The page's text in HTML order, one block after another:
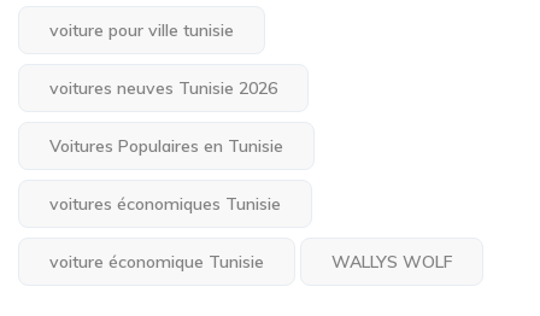
voiture pour ville tunisie
voitures neuves Tunisie 2026
Voitures Populaires en Tunisie
voitures économiques Tunisie
voiture économique Tunisie WALLYS WOLF